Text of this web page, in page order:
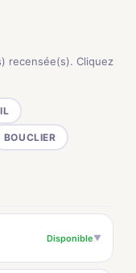
recensée(s). Cliquez
BOUCLIER
Disponible▼